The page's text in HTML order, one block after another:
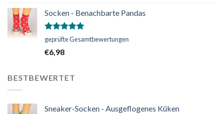
Socken - Benachbarte Pandas
Bewertet
von 5
geprüfte Gesamtbewertungen
€6,98
BESTBEWERTET
Sneaker-Socken - Ausgeflogenes Küken